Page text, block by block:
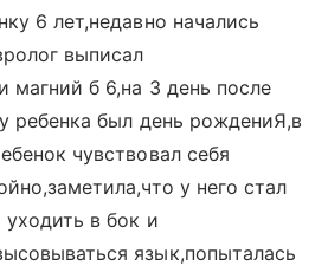
6 лет,недавно начались
выписал
магний б 6,на 3 день после
ребенка был день рождениЯ,в
чувствовал себя
у него стал
в бок и
язык,попыталась